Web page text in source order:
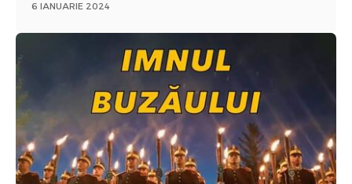
6 IANUARIE 2024